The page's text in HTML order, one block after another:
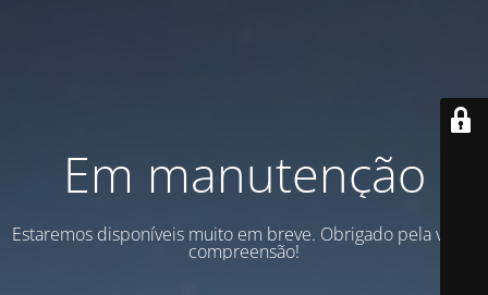
Em manutenção
Estaremos disponíveis muito em breve. Obrigado pela vossa
compreensão!